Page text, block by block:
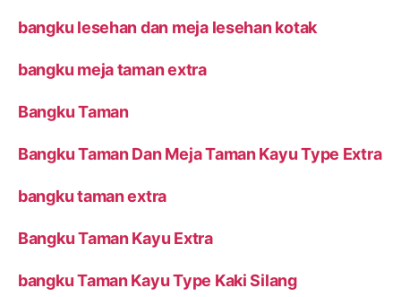
bangku lesehan dan meja lesehan kotak
bangku meja taman extra
Bangku Taman
Bangku Taman Dan Meja Taman Kayu Type Extra
bangku taman extra
Bangku Taman Kayu Extra
bangku Taman Kayu Type Kaki Silang